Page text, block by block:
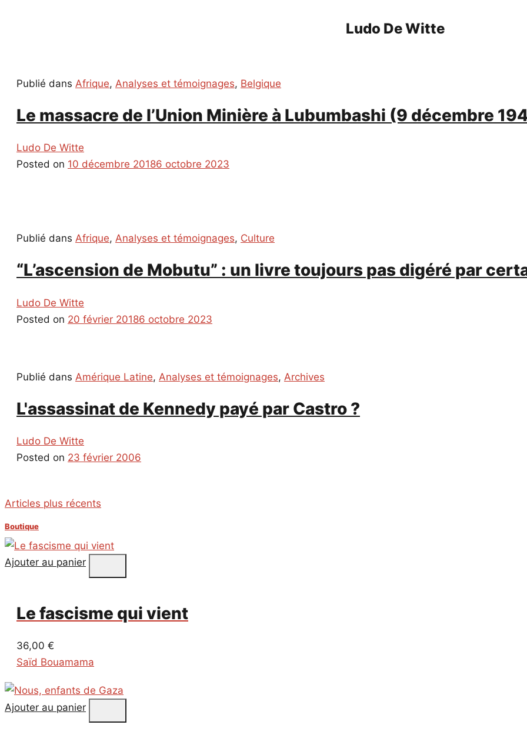
Ludo De Witte
Publié dans Afrique, Analyses et témoignages, Belgique
Le massacre de l’Union Minière à Lubumbashi (9 décembre
Ludo De Witte
Posted on 10 décembre 20186 octobre 2023
Publié dans Afrique, Analyses et témoignages, Culture
“L’ascension de Mobutu” : un livre toujours pas digéré par
Ludo De Witte
Posted on 20 février 20186 octobre 2023
Publié dans Amérique Latine, Analyses et témoignages, Archives
L'assassinat de Kennedy payé par Castro ?
Ludo De Witte
Posted on 23 février 2006
Navigation
des
articles
Articles plus récents
Boutique
Ajouter au panier
Le fascisme qui vient
36,00 €
Saïd Bouamama
Ajouter au panier